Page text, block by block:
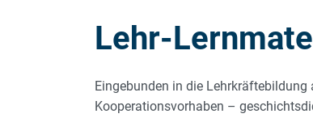
Lehr-
Eingebunden in die
Kooperationsvorhaben –